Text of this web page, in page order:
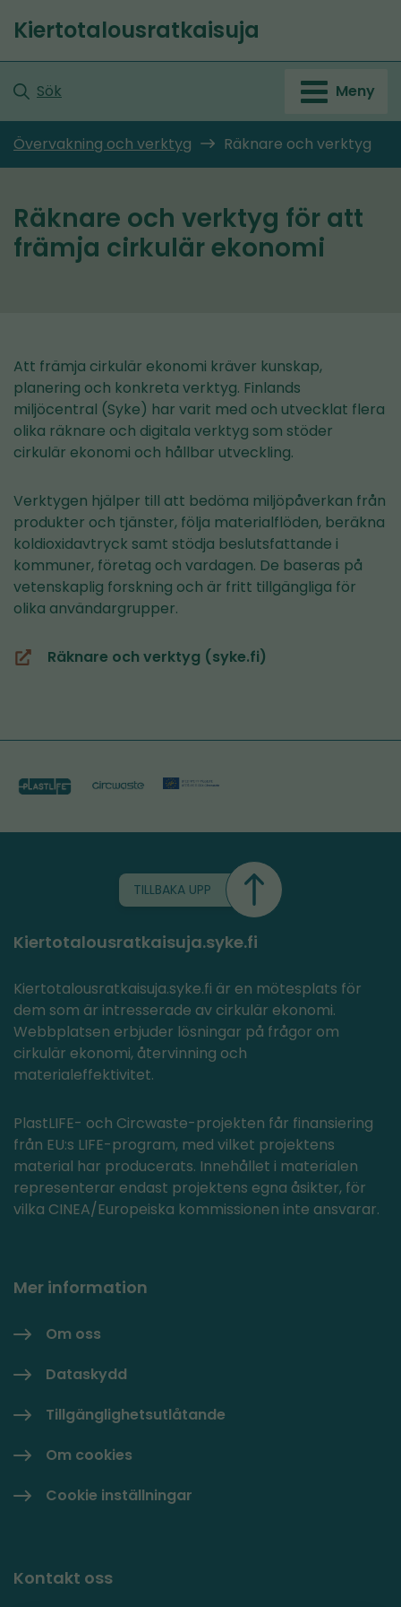
till
Startsida
Kiertotalousratkaisuja
Sök Meny
Övervakning och verktyg Räknare och verktyg
Räknare och verktyg för att
främja cirkulär ekonomi
Att främja cirkulär ekonomi kräver kunskap,
planering och konkreta verktyg. Finlands
miljöcentral (Syke) har varit med och utvecklat flera
olika räknare och digitala verktyg som stöder
cirkulär ekonomi och hållbar utveckling.
Verktygen hjälper till att bedöma miljöpåverkan från
produkter och tjänster, följa materialflöden, beräkna
koldioxidavtryck samt stödja beslutsfattande i
kommuner, företag och vardagen. De baseras på
vetenskaplig forskning och är fritt tillgängliga för
olika användargrupper.
Räknare och verktyg (syke.fi)
(öppnas
du
blir
till
TILLBAKA UPP
Kiertotalousratkaisuja.syke.fi
Kiertotalousratkaisuja.syke.fi är en mötesplats för
dem som är intresserade av cirkulär ekonomi.
Webbplatsen erbjuder lösningar på frågor om
cirkulär ekonomi, återvinning och
materialeffektivitet.
PlastLIFE- och Circwaste-projekten får finansiering
från EU:s LIFE-program, med vilket projektens
material har producerats. Innehållet i materialen
representerar endast projektens egna åsikter, för
vilka CINEA/Europeiska kommissionen inte ansvarar.
Mer information
Om oss
Dataskydd
Tillgänglighetsutlåtande
Om cookies
Cookie inställningar
Kontakt oss